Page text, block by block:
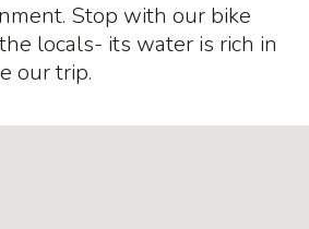
Stop with our bike
locals- its water is rich in
our trip.